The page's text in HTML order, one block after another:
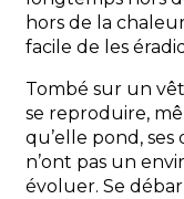
hors de la
facile de les
Tombé sur un
se reproduire,
qu’elle pond, ses
n’ont pas un
évoluer. Se